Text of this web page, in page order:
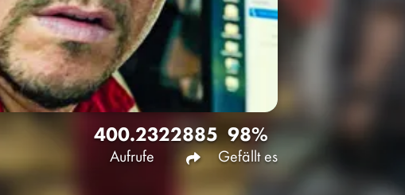
400.232
Aufrufe
2885 98%
Gefällt es